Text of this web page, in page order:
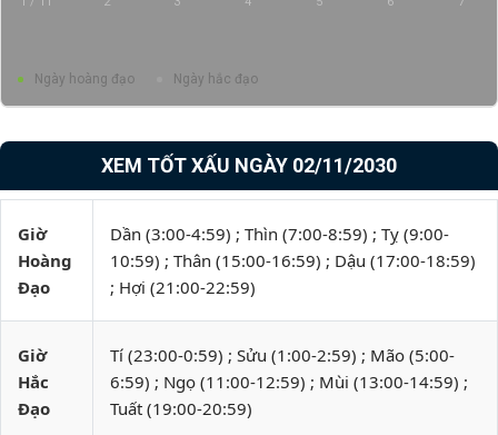
Ngày hoàng đạo Ngày hắc đạo
XEM TỐT XẤU NGÀY 02/11/2030
Giờ
Hoàng
Đạo
Dần (3:00-4:59) ; Thìn (7:00-8:59) ; Tỵ (9:00-
10:59) ; Thân (15:00-16:59) ; Dậu (17:00-18:59)
; Hợi (21:00-22:59)
Giờ
Hắc
Đạo
Tí (23:00-0:59) ; Sửu (1:00-2:59) ; Mão (5:00-
6:59) ; Ngọ (11:00-12:59) ; Mùi (13:00-14:59) ;
Tuất (19:00-20:59)